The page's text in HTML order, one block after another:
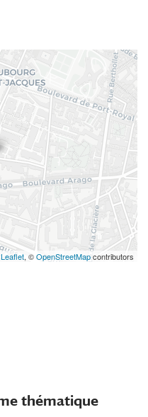
Leaflet, ©OpenStreetMapcontributors
thématique